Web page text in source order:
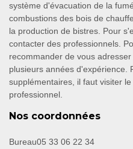
système d'évacuation de la
combustions des bois de
la production de bistres. Pour
contacter des professionnels.
recommander de vous
plusieurs années d'expérience.
supplémentaires, il faut visiter
professionnel.
Nos coordonnées
Bureau05 33 06 22 34